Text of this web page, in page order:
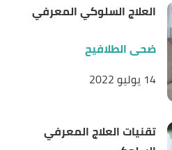
العلاج السلوكي المعرفي
ضحى الطلافيح
14 يوليو 2022
تقنيات العلاج المعرفي